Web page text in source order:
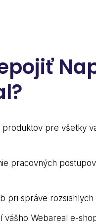
produktov pre všetky
pracovných
pri správe rozsiahlych
vášho Webareal e-